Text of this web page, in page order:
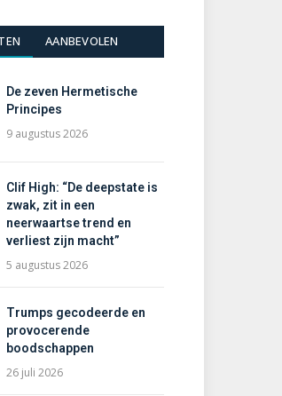
AANBEVOLEN
De zeven Hermetische
Principes
9 augustus 2026
Clif High: “De deepstate is
zwak, zit in een
neerwaartse trend en
verliest zijn macht”
5 augustus 2026
Trumps gecodeerde en
provocerende
boodschappen
26 juli 2026